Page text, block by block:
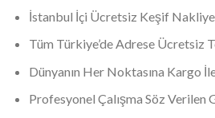
İstanbul İçi Ücretsiz Keşif
Tüm Türkiye’de Adrese Ücretsiz
Dünyanın Her Noktasına Kargo
Profesyonel Çalışma Söz Verilen